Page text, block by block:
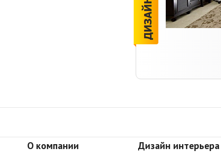
О компании
Дизайн интерьера